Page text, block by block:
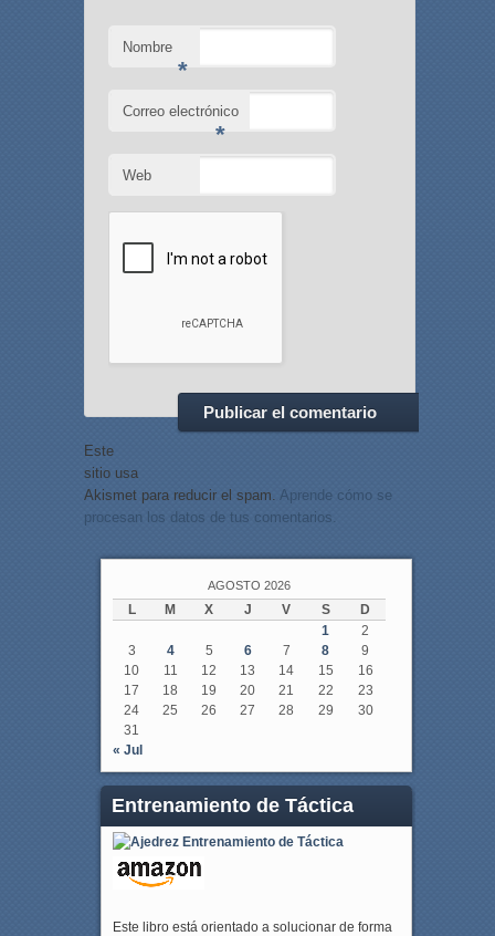
Nombre
*
Correo electrónico
*
Web
Este
sitio usa
Akismet para reducir el spam. Aprende cómo se
procesan los datos de tus comentarios.
AGOSTO 2026
L M X J V S
D
1
2
3
4 5 6 7 8
9
10
11 12 13 14 15
16
17
18 19 20 21 22
23
24
25 26 27 28 29
30
31
« Jul
Entrenamiento de Táctica
Este libro está orientado a solucionar de forma